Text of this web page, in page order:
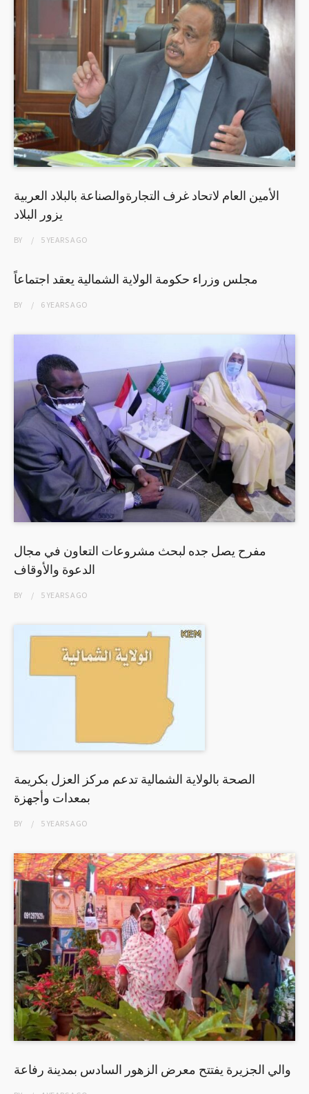
الأمين العام لاتحاد غرف التجارةوالصناعة بالبلاد العربية
يزور البلاد
BY 5 YEARSAGO
مجلس وزراء حكومة الولاية الشمالية يعقد اجتماعاً
BY 6 YEARSAGO
مفرح يصل جده لبحث مشروعات التعاون في مجال
الدعوة والأوقاف
BY 5 YEARSAGO
الصحة بالولاية الشمالية تدعم مركز العزل بكريمة
بمعدات وأجهزة
BY 5 YEARSAGO
والي الجزيرة يفتتح معرض الزهور السادس بمدينة رفاعة